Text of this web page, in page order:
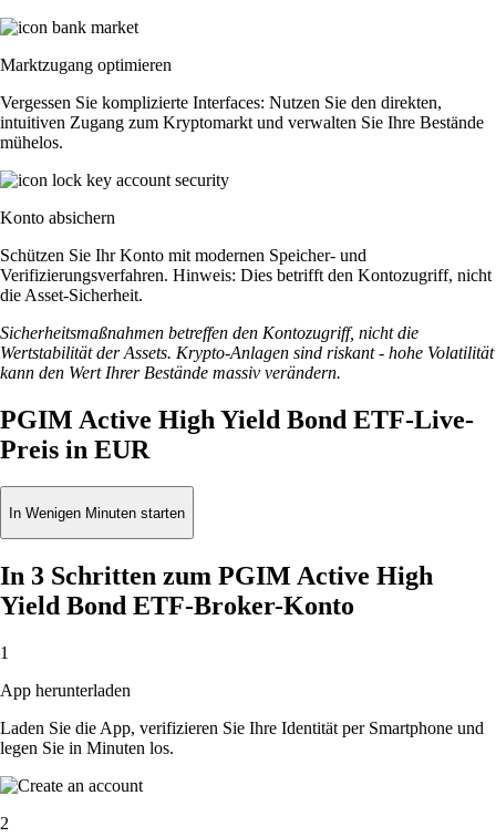
Marktzugang optimieren
Vergessen Sie komplizierte Interfaces: Nutzen Sie den direkten,
intuitiven Zugang zum Kryptomarkt und verwalten Sie Ihre Bestände
mühelos.
Konto absichern
Schützen Sie Ihr Konto mit modernen Speicher- und
Verifizierungsverfahren. Hinweis: Dies betrifft den Kontozugriff, nicht
die Asset-Sicherheit.
Sicherheitsmaßnahmen betreffen den Kontozugriff, nicht die
Wertstabilität der Assets. Krypto-Anlagen sind riskant - hohe Volatilität
kann den Wert Ihrer Bestände massiv verändern.
PGIM Active High Yield Bond ETF-Live-
Preis in EUR
In Wenigen Minuten starten
In 3 Schritten zum PGIM Active High
Yield Bond ETF-Broker-Konto
1
App herunterladen
Laden Sie die App, verifizieren Sie Ihre Identität per Smartphone und
legen Sie in Minuten los.
2